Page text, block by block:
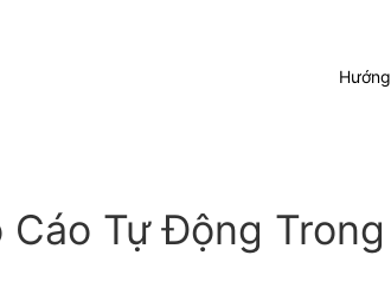
Cáo Tự Động